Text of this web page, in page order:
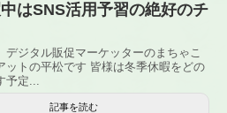
はSNS活用予習の絶好のチ
デジタル販促マーケッターのまちゃこ
ットの平松です 皆様は冬季休暇をどの
予定...
記事を読む